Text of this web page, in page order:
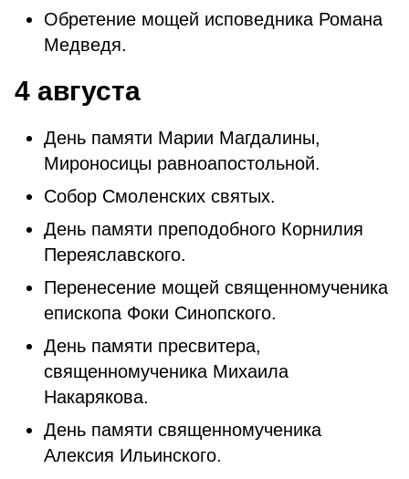
Обретение мощей исповедника Романа
Медведя.
4 августа
День памяти Марии Магдалины,
Мироносицы равноапостольной.
Собор Смоленских святых.
День памяти преподобного Корнилия
Переяславского.
Перенесение мощей священномученика
епископа Фоки Синопского.
День памяти пресвитера,
священномученика Михаила
Накарякова.
День памяти священномученика
Алексия Ильинского.